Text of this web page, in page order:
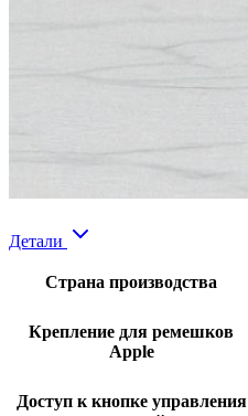
Детали
Страна производства
Крепление для ремешков
Apple
Доступ к кнопке управления